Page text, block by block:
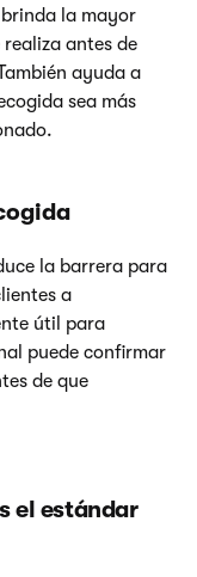
la mayor
antes de
ayuda a
sea más
la barrera para
a
útil para
puede confirmar
de que
el estándar